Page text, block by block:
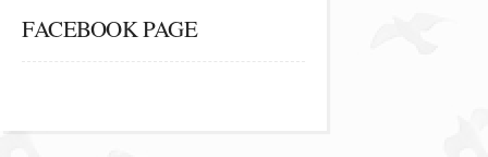
FACEBOOK PAGE